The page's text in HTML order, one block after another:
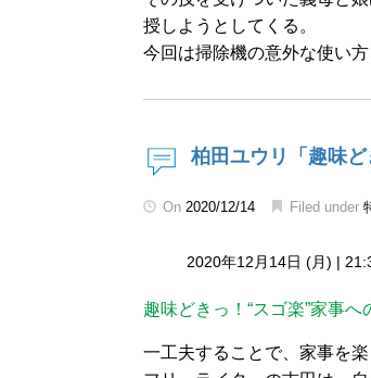
授しようとしてくる。
今回は掃除機の意外な使い
柏田ユウリ「趣味ど
On 2020/12/14 Filed under
2020年12月14日 (月) |
趣味どきっ！“スゴ楽”家事へ
一工夫することで、家事を